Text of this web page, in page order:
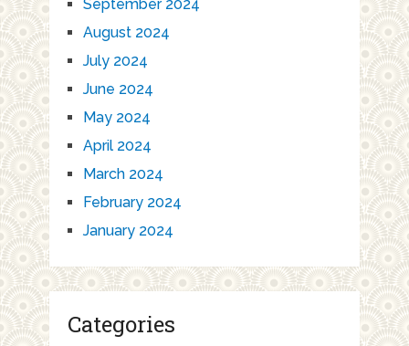
September 2024
August 2024
July 2024
June 2024
May 2024
April 2024
March 2024
February 2024
January 2024
Categories